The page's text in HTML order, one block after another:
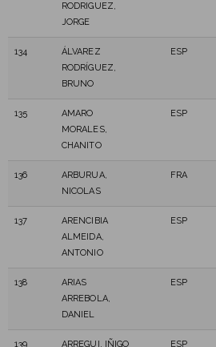
RODRIGUEZ,
JORGE
134
ÁLVAREZ
RODRÍGUEZ,
BRUNO
ESP
135
AMARO
MORALES,
CHANITO
ESP
136
ARBURUA,
NICOLAS
FRA
137
ARENCIBIA
ALMEIDA,
ANTONIO
ESP
138
ARIAS
ARREBOLA,
DANIEL
ESP
139 ARREGUI, IÑIGO ESP